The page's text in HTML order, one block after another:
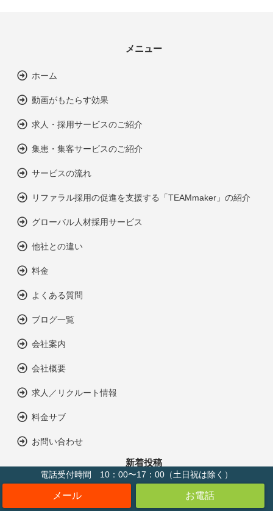
電話受付時間 10：00〜17：00（土日祝は除く）
メニュー
ホーム
動画がもたらす効果
求人・採用サービスのご紹介
集患・集客サービスのご紹介
サービスの流れ
リファラル採用の促進を支援する「TEAMmaker」の紹介
グローバル人材採用サービス
他社との違い
料金
よくある質問
ブログ一覧
会社案内
会社概要
求人／リクルート情報
料金サブ
お問い合わせ
新着投稿
集客につながる大きな可能性を秘めた
2021.01.18